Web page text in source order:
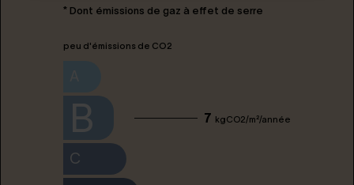
* Dont émissions de gaz à effet de serre
peu d'émissions de CO2
B 7 kgCO2/m²/année
C